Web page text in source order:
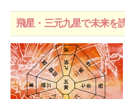
飛星・三元九星で未来を